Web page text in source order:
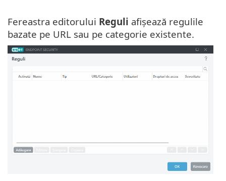
Fereastra editorului Reguli afișează regulile
bazate pe URL sau pe categorie existente.